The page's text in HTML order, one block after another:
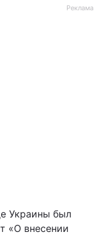
Реклама
Украины был
«О внесении